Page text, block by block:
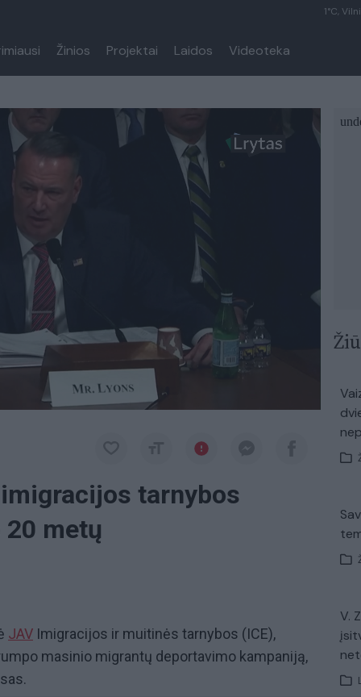
1°C,
Žinios Projektai Laidos Videoteka
tarnybos
20 metų
JAV Imigracijos ir muitinės tarnybos (ICE),
masinio migrantų deportavimo kampaniją,
V.